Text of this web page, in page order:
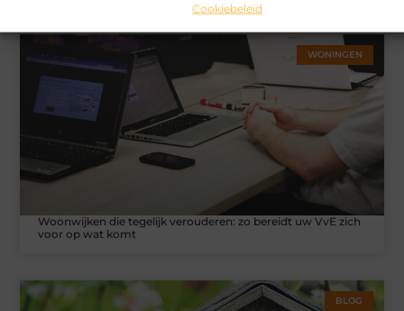
Cookiebeleid
WONINGEN
Woonwijken die tegelijk verouderen: zo bereidt uw VvE zich
voor op wat komt
BLOG